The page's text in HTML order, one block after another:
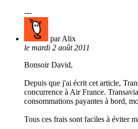
---
par Alix
le mardi 2 août 2011
Bonsoir David,
Depuis que j'ai écrit cet article,
concurrence à Air France.
consommations payantes à bord,
Tous ces frais sont faciles à éviter